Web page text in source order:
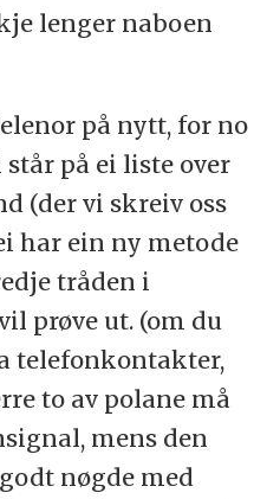
lenger naboen
på nytt, for no
på ei liste over
(der vi skreiv oss
har ein ny metode
tråden i
prøve ut. (om du
telefonkontakter,
to av polane må
mens den
nøgde med